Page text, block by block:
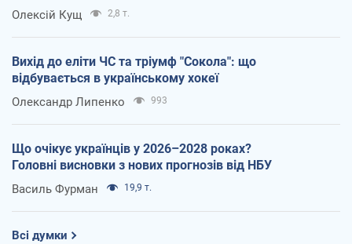
Олексій Кущ 2,8 т.
Вихід до еліти ЧС та тріумф "Сокола": що
відбувається в українському хокеї
Олександр Липенко 993
Що очікує українців у 2026–2028 роках?
Головні висновки з нових прогнозів від НБУ
Василь Фурман 19,9 т.
Всі думки